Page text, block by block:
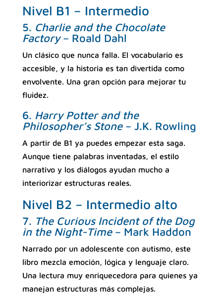
Nivel B1 – Intermedio
5. Charlie and the Chocolate
Factory– Roald Dahl
Un clásico que nunca falla. El vocabulario es
accesible, y la historia es tan divertida como
envolvente. Una gran opción para mejorar tu
fluidez.
6. Harry Potter and the
Philosopher’s Stone– J.K. Rowling
A partir de B1 ya puedes empezar esta saga.
Aunque tiene palabras inventadas, el estilo
narrativo y los diálogos ayudan mucho a
interiorizar estructuras reales.
Nivel B2 – Intermedio alto
7. The Curious Incident of the Dog
in the Night-Time– Mark Haddon
Narrado por un adolescente con autismo, este
libro mezcla emoción, lógica y lenguaje claro.
Una lectura muy enriquecedora para quienes ya
manejan estructuras más complejas.